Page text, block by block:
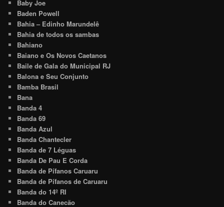
Baby Joe
Baden Powell
Bahia – Edinho Marundelê
Bahia de todos os sambas
Bahiano
Baiano e Os Novos Caetanos
Baile de Gala do Municipal RJ
Balona e Seu Conjunto
Bamba Brasil
Bana
Banda 4
Banda 69
Banda Azul
Banda Chantecler
Banda de 7 Léguas
Banda De Pau E Corda
Banda de Pífanos Caruaru
Banda de Pífanos de Caruaru
Banda do 14º RI
Banda do Canecão